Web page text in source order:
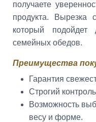
получаете
продукта. Вырезка
который
семейных обедов.
Преимущества
Гарантия
Строгий
Возможность
весу и форме.